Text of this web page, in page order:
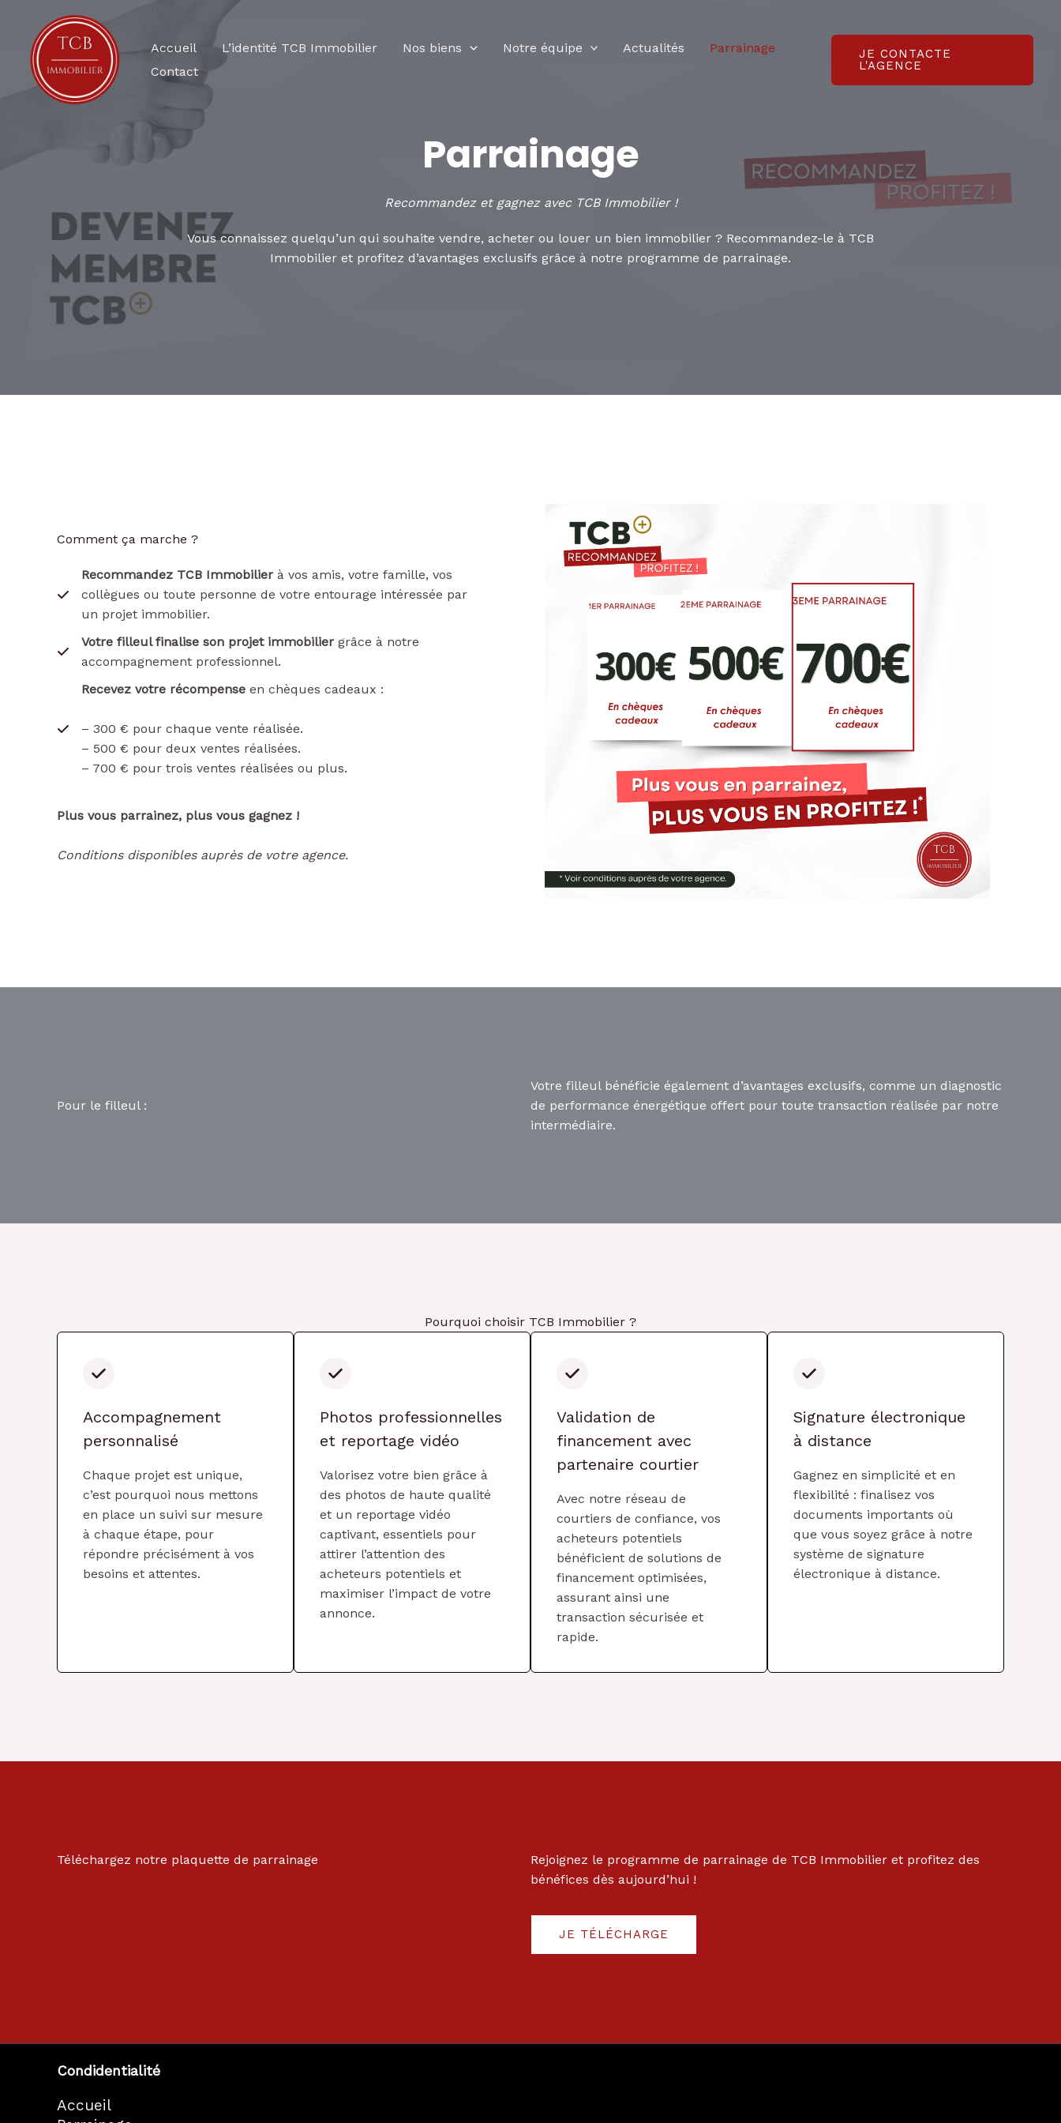
contenu
Accueil L’identité TCB Immobilier Nos biens Notre équipe Actualités
Parrainage
Contact
JE CONTACTE
L'AGENCE
Parrainage
Recommandez et gagnez avec TCB Immobilier !
Vous connaissez quelqu’un qui souhaite vendre, acheter ou louer un bien immobilier ? Recommandez-le à TCB
Immobilier et profitez d’avantages exclusifs grâce à notre programme de parrainage.
Comment ça marche ?
Recommandez TCB Immobilier à vos amis, votre famille, vos
collègues ou toute personne de votre entourage intéressée par
un projet immobilier.
Votre filleul finalise son projet immobilier grâce à notre
accompagnement professionnel.
Recevez votre récompense en chèques cadeaux :
– 300 € pour chaque vente réalisée.
– 500 € pour deux ventes réalisées.
– 700 € pour trois ventes réalisées ou plus.
Plus vous parrainez, plus vous gagnez !
Conditions disponibles auprès de votre agence.
Pour le filleul :
Votre filleul bénéficie également d’avantages exclusifs, comme un diagnostic
de performance énergétique offert pour toute transaction réalisée par notre
intermédiaire.
Pourquoi choisir TCB Immobilier ?
Accompagnement
personnalisé
Chaque projet est unique,
c’est pourquoi nous mettons
en place un suivi sur mesure
à chaque étape, pour
répondre précisément à vos
besoins et attentes.
Photos professionnelles
et reportage vidéo
Valorisez votre bien grâce à
des photos de haute qualité
et un reportage vidéo
captivant, essentiels pour
attirer l’attention des
acheteurs potentiels et
maximiser l’impact de votre
annonce.
Validation de
financement avec
partenaire courtier
Avec notre réseau de
courtiers de confiance, vos
acheteurs potentiels
bénéficient de solutions de
financement optimisées,
assurant ainsi une
transaction sécurisée et
rapide.
Signature électronique
à distance
Gagnez en simplicité et en
flexibilité : finalisez vos
documents importants où
que vous soyez grâce à notre
système de signature
électronique à distance.
Téléchargez notre plaquette de parrainage
Rejoignez le programme de parrainage de TCB Immobilier et profitez des
bénéfices dès aujourd’hui !
JE TÉLÉCHARGE
Condidentialité
Accueil